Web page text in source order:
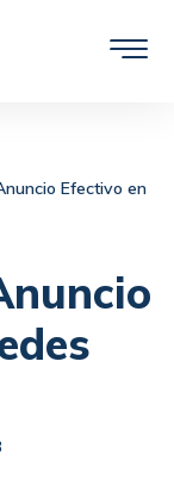
Efectivo en